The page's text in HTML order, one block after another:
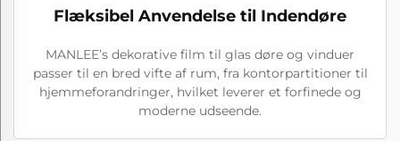
Flæksibel Anvendelse til Indendøre
MANLEE’s dekorative film til glas døre og vinduer
passer til en bred vifte af rum, fra kontorpartitioner til
hjemmeforandringer, hvilket leverer et forfinede og
moderne udseende.